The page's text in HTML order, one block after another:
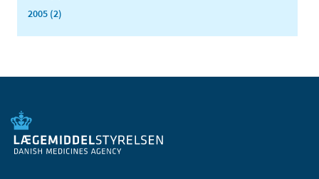
2005 (2)